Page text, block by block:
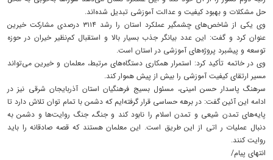
حل مشکلات و بهبود کیفیت و عدالت آموزشی تبدیل شده‌اند.
وی یکی از شاخص‌های چشمگیر عملکرد استان را رشد ۳۱۱۴ درصدی مشارکت خیرین
عنوان کرد و گفت: این عدد بیانگر جذب بسیار بالا و استقبال کم‌نظیر خیران در حوزه
توسعه و پیشبرد پروژه‌های آموزشی در استان است.
وی در خاتمه تأکید کرد: استمرار همکاری دستگاه‌های مرتبط، معلمان و خیرین می‌تواند
مسیر ارتقای کیفیت آموزشی را بیش از پیش هموار کند.
سرهنگ پاسدار حسن امینی، مسئول بسیج فرهنگیان استان آذربایجان شرقی نیز در
ادامه این آئین گفت: در برهه حساسی قرار گرفته‌ایم که دشمن با تمام توان تلاش دارد تا
پایه‌های تمدن شیعی و تمدن اسلام را نابود کند و جنگ، جنگ روایت‌ها و دشمن به
دنبال عملیات ر اتی از این طریق است. این معلمان هستند که قصه صادقانه را باید
روایت کنند.
انتهای پیام/